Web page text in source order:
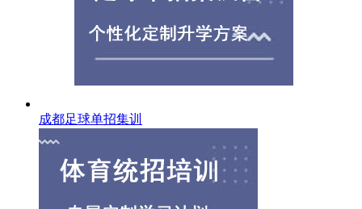
成都足球单招集训